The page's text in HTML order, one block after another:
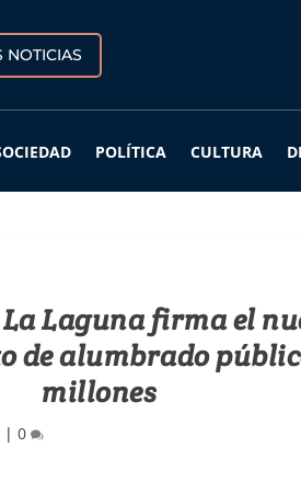
NOTICIAS
POLÍTICA CULTURA
Laguna firma el
de alumbrado
millones
| 0